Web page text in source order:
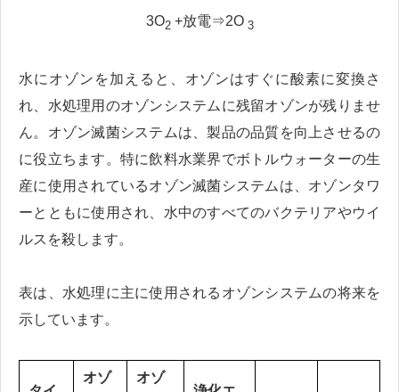
3O2+放電⇒2O 3
水にオゾンを加えると、オゾンはすぐに酸素に変換さ
れ、水処理用のオゾンシステムに残留オゾンが残りませ
ん。オゾン滅菌システムは、製品の品質を向上させるの
に役立ちます。特に飲料水業界でボトルウォーターの生
産に使用されているオゾン滅菌システムは、オゾンタワ
ーとともに使用され、水中のすべてのバクテリアやウイ
ルスを殺します。
表は、水処理に主に使用されるオゾンシステムの将来を
示しています。
オゾ
オゾ